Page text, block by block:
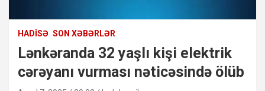
HADISƏ SON XƏBƏRLƏR
Lənkəranda 32 yaşlı kişi elektrik
cərəyanı vurması nəticəsində ölüb